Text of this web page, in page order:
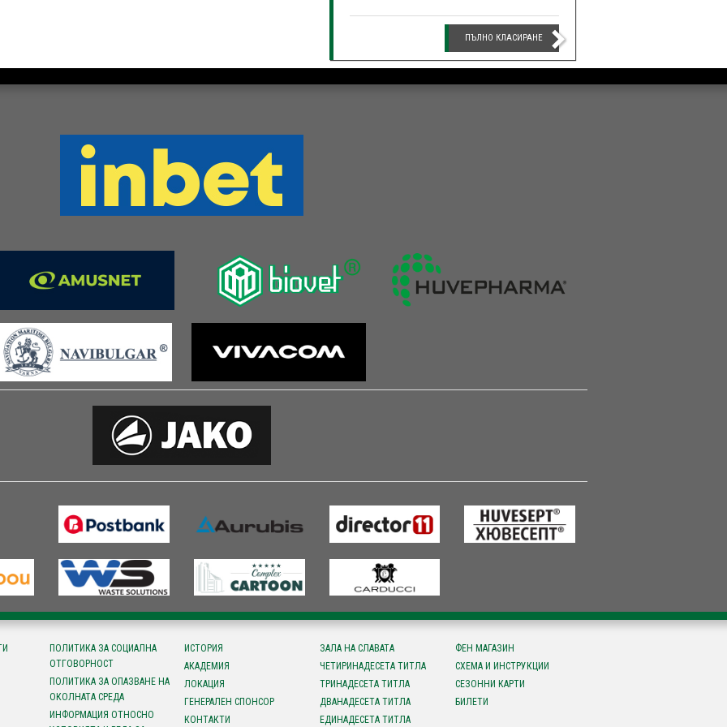
ПЪЛНО КЛАСИРАНЕ
ПОЛИТИКА ЗА СОЦИАЛНА
ОТГОВОРНОСТ
ПОЛИТИКА ЗА ОПАЗВАНЕ НА
ОКОЛНАТА СРЕДА
ИНФОРМАЦИЯ ОТНОСНО
ИСТОРИЯ
АКАДЕМИЯ
ЛОКАЦИЯ
ГЕНЕРАЛЕН СПОНСОР
КОНТАКТИ
ЗАЛА НА СЛАВАТА
ЧЕТИРИНАДЕСЕТА ТИТЛА
ТРИНАДЕСЕТА ТИТЛА
ДВАНАДЕСЕТА ТИТЛА
ЕДИНАДЕСЕТА ТИТЛА
ФЕН МАГАЗИН
СХЕМА И ИНСТРУКЦИИ
СЕЗОННИ КАРТИ
БИЛЕТИ